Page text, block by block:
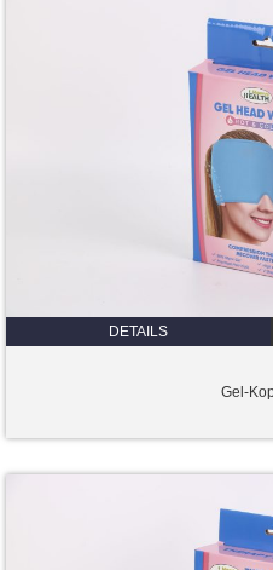
DETAILS
Gel-